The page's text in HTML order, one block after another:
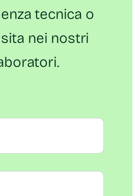
tecnica o
nei nostri